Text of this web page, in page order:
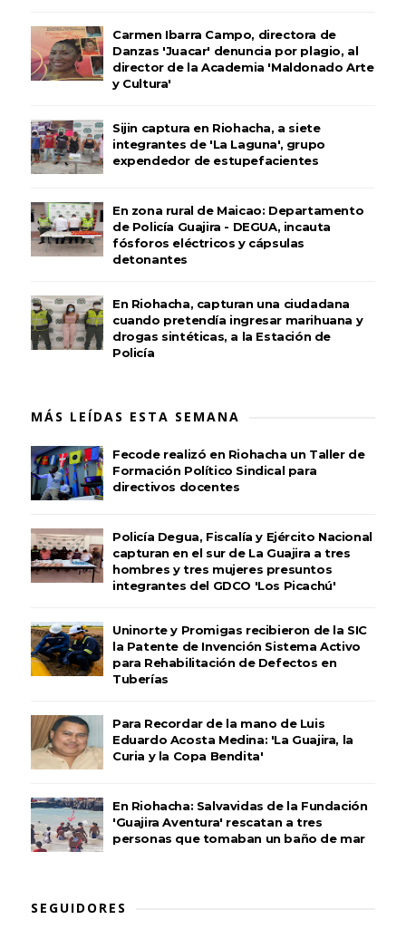
Carmen Ibarra Campo, directora de
Danzas 'Juacar' denuncia por plagio, al
director de la Academia 'Maldonado Arte
y Cultura'
Sijin captura en Riohacha, a siete
integrantes de 'La Laguna', grupo
expendedor de estupefacientes
En zona rural de Maicao: Departamento
de Policía Guajira - DEGUA, incauta
fósforos eléctricos y cápsulas
detonantes
En Riohacha, capturan una ciudadana
cuando pretendía ingresar marihuana y
drogas sintéticas, a la Estación de
Policía
MÁS LEÍDAS ESTA SEMANA
Fecode realizó en Riohacha un Taller de
Formación Político Sindical para
directivos docentes
Policía Degua, Fiscalía y Ejército Nacional
capturan en el sur de La Guajira a tres
hombres y tres mujeres presuntos
integrantes del GDCO 'Los Picachú'
Uninorte y Promigas recibieron de la SIC
la Patente de Invención Sistema Activo
para Rehabilitación de Defectos en
Tuberías
Para Recordar de la mano de Luis
Eduardo Acosta Medina: 'La Guajira, la
Curia y la Copa Bendita'
En Riohacha: Salvavidas de la Fundación
'Guajira Aventura' rescatan a tres
personas que tomaban un baño de mar
SEGUIDORES